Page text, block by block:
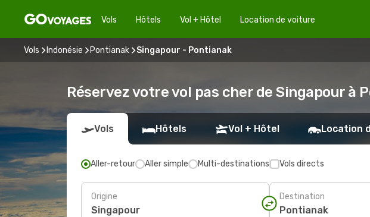
Vols Hôtels Vol + Hôtel Location de voiture
Vols Indonésie Pontianak Singapour - Pontianak
Réservez votre vol pas cher de Singapour à
Vols Hôtels Vol + Hôtel Location
Aller-retour Aller simple Multi-destinations Vols directs
Origine Destination